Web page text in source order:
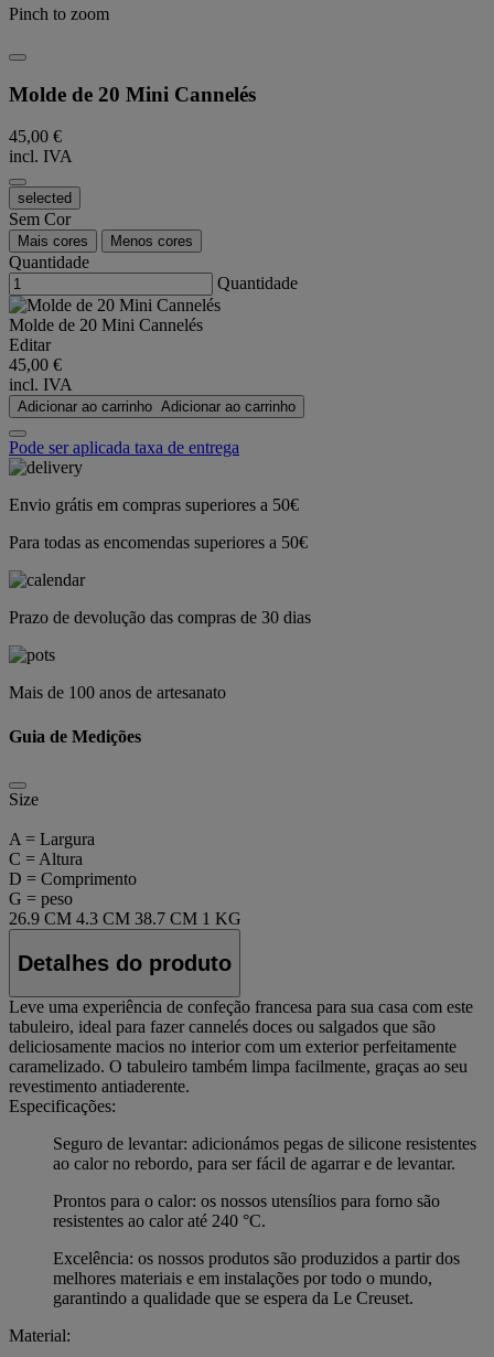
Pinch to zoom
Molde de 20 Mini Cannelés
45,00 €
incl. IVA
selected
Sem Cor
Mais cores Menos cores
Quantidade
Quantidade
Molde de 20 Mini Cannelés
Editar
45,00 €
incl. IVA
Adicionar ao carrinho Adicionar ao carrinho
Pode ser aplicada taxa de entrega
Envio grátis em compras superiores a 50€
Para todas as encomendas superiores a 50€
Prazo de devolução das compras de 30 dias
Mais de 100 anos de artesanato
Guia de Medições
Size
A = Largura
C = Altura
D = Comprimento
G = peso
26.9 CM 4.3 CM 38.7 CM 1 KG
Detalhes do produto
Leve uma experiência de confeção francesa para sua casa com este
tabuleiro, ideal para fazer cannelés doces ou salgados que são
deliciosamente macios no interior com um exterior perfeitamente
caramelizado. O tabuleiro também limpa facilmente, graças ao seu
revestimento antiaderente.
Especificações:
Seguro de levantar: adicionámos pegas de silicone resistentes
ao calor no rebordo, para ser fácil de agarrar e de levantar.
Prontos para o calor: os nossos utensílios para forno são
resistentes ao calor até 240 °C.
Excelência: os nossos produtos são produzidos a partir dos
melhores materiais e em instalações por todo o mundo,
garantindo a qualidade que se espera da Le Creuset.
Material: